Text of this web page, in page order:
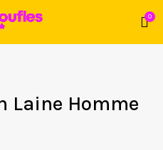
0
Laine Homme